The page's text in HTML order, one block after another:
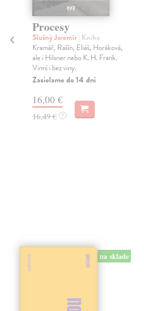
Procesy
Slušný Jaromír| Kniha
Kramář, Rašín, Eliáš, Horáková,
ale i Hilsner nebo K. H. Frank.
Vinní i bez viny.
Zasielame do 14 dní
16,00 €
16,49 € ?
na sklade